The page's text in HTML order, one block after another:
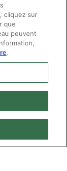
cliquez sur
que
peuvent
.